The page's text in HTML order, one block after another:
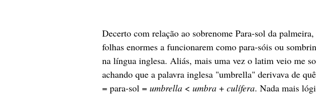
Decerto com relação ao sobrenome Para-sol da
folhas enormes a funcionarem como para-sóis ou
na língua inglesa. Aliás, mais uma vez o latim veio me
achando que a palavra inglesa "umbrella" derivava de
= para-sol = umbrella < umbra + culífera. Nada mais